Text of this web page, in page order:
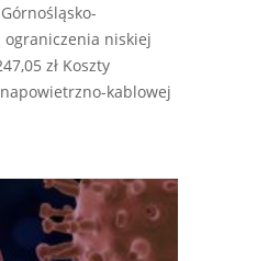
ograniczenia niskiej
zł Koszty
kablowej